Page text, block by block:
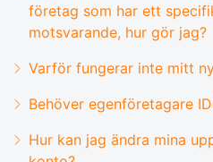
företag som har ett
motsvarande, hur gör jag?
Varför fungerar inte mitt
Behöver egenföretagare
Hur kan jag ändra mina